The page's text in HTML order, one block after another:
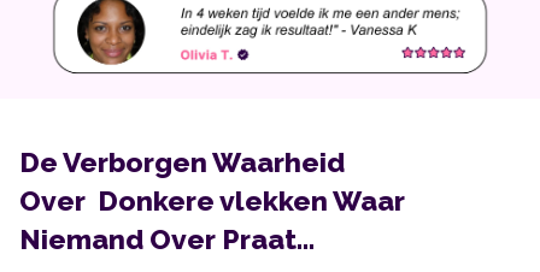
De Verborgen Waarheid
Over Donkere vlekken Waar
Niemand Over Praat...